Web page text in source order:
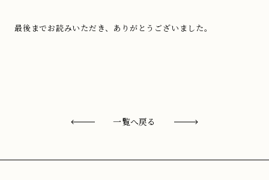
最後までお読みいただき、ありがとうございました。
一覧へ戻る